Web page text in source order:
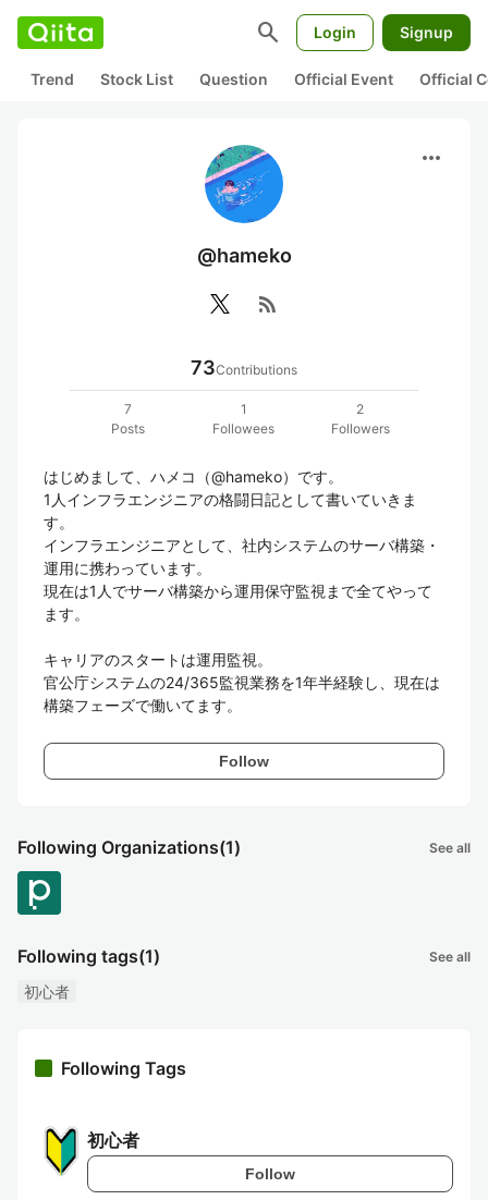
search Login Signup
Trend Stock List Question Official Event Official
more_horiz
@hameko
rss_feed
73Contributions
7
Posts
1
Followees
2
Followers
はじめまして、ハメコ（@hameko）です。
1人インフラエンジニアの格闘日記として書いていきま
す。
インフラエンジニアとして、社内システムのサーバ構築・
運用に携わっています。
現在は1人でサーバ構築から運用保守監視まで全てやって
ます。
キャリアのスタートは運用監視。
官公庁システムの24/365監視業務を1年半経験し、現在は
構築フェーズで働いてます。
Follow
Following Organizations(1) See all
Following tags(1) See all
初心者
Following Tags
初心者
Follow